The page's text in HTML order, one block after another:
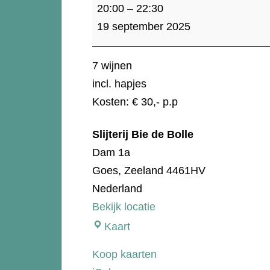
Wijn
proeverij
20:00 – 22:30
19 september 2025
7 wijnen
incl. hapjes
Kosten: € 30,- p.p
Slijterij Bie de Bolle
Dam 1a
Goes, Zeeland 4461HV
Nederland
Bekijk locatie
KaartSlijterij
de
Koop kaarten